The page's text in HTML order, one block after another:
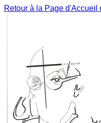
Retour à la Page d'Accueil